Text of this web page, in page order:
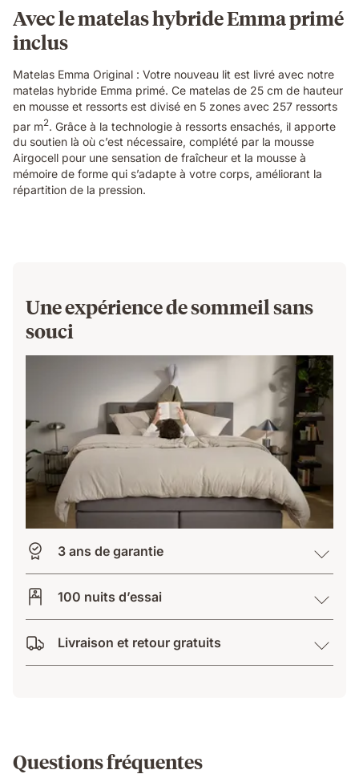
Avec le matelas hybride Emma primé
inclus
Matelas Emma Original : Votre nouveau lit est livré avec notre
matelas hybride Emma primé. Ce matelas de 25 cm de hauteur
en mousse et ressorts est divisé en 5 zones avec 257 ressorts
par m2. Grâce à la technologie à ressorts ensachés, il apporte
du soutien là où c’est nécessaire, complété par la mousse
Airgocell pour une sensation de fraîcheur et la mousse à
mémoire de forme qui s’adapte à votre corps, améliorant la
répartition de la pression.
Une expérience de sommeil sans
souci
3 ans de garantie
100 nuits d’essai
Livraison et retour gratuits
Questions fréquentes